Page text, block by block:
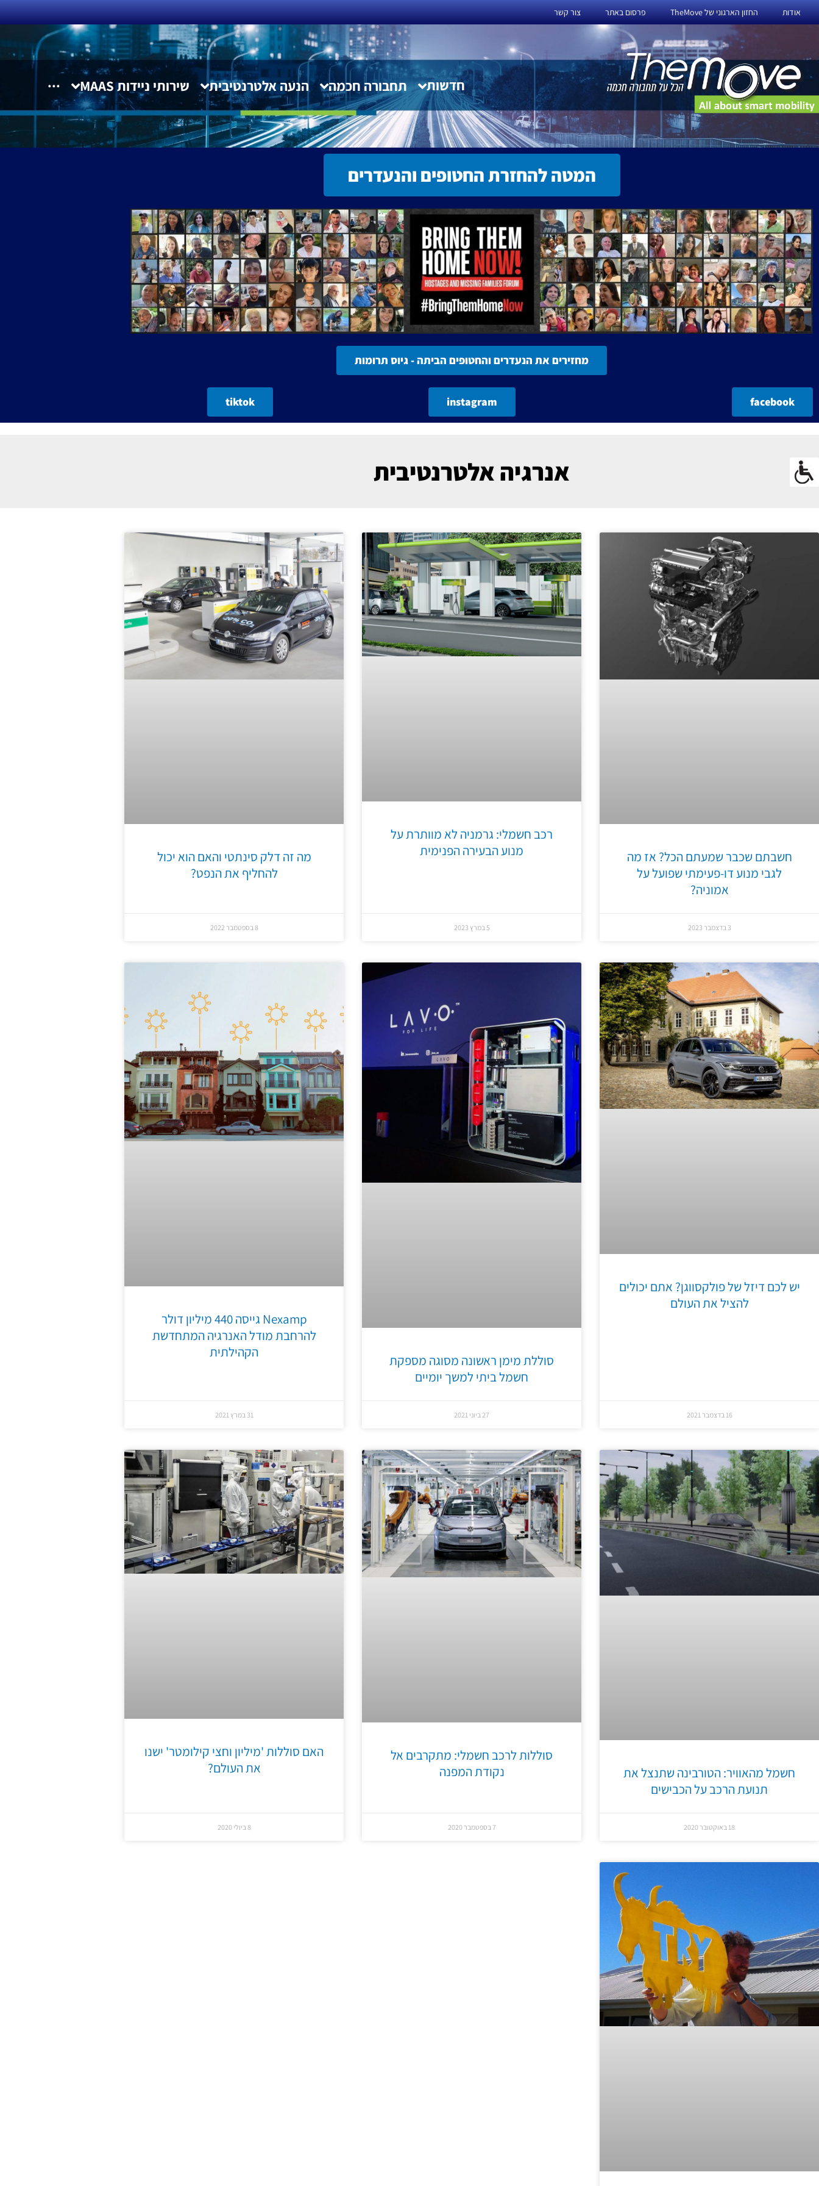
דילוג
לתוכן
אודות החזון הארגוני של TheMove פרסום באתר צור קשר
חדשות תחבורה חכמה הנעה אלטרנטיבית שירותי ניידות MAAS ···
המטה להחזרת החטופים והנעדרים
מחזירים את הנעדרים והחטופים הביתה - גיוס תרומות
facebook
instagram
tiktok
אנרגיה אלטרנטיבית
חשבתם שכבר שמעתם הכל? אז מה
לגבי מנוע דו-פעימתי שפועל על
אמוניה?
3 בדצמבר 2023
רכב חשמלי: גרמניה לא מוותרת על
מנוע הבעירה הפנימית
5 במרץ 2023
מה זה דלק סינתטי והאם הוא יכול
להחליף את הנפט?
8 בספטמבר 2022
יש לכם דיזל של פולקסווגן? אתם יכולים
להציל את העולם
16 בדצמבר 2021
סוללת מימן ראשונה מסוגה מספקת
חשמל ביתי למשך יומיים
27 ביוני 2021
Nexamp גייסה 440 מיליון דולר
להרחבת מודל האנרגיה המתחדשת
הקהילתית
31 במרץ 2021
חשמל מהאוויר: הטורבינה שתנצל את
תנועת הרכב על הכבישים
18 באוקטובר 2020
סוללות לרכב חשמלי: מתקרבים אל
נקודת המפנה
7 בספטמבר 2020
האם סוללות 'מיליון וחצי קילומטר' ישנו
את העולם?
8 ביולי 2020
עמודעמוד